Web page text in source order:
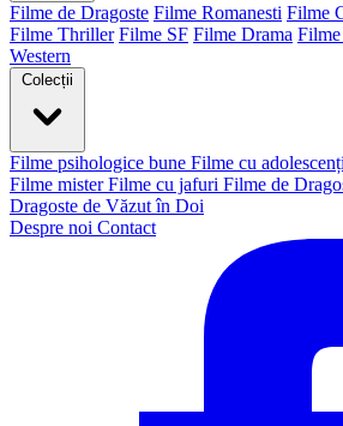
Filme de Dragoste Filme Romanesti Filme
Filme Thriller Filme SF Filme Drama
Western
Colecții
Filme psihologice bune Filme cu adolescenți
Filme mister Filme cu jafuri Filme de
Dragoste de Văzut în Doi
Despre noi Contact